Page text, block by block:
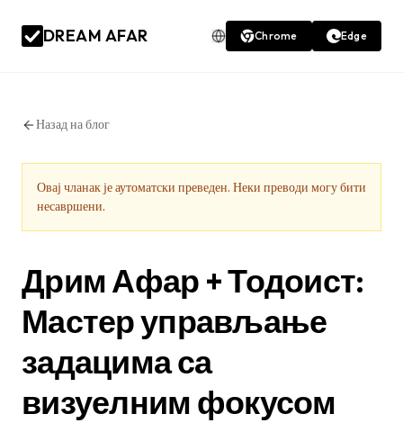
DREAM AFAR Chrome Edge
Назад на блог
Овај чланак је аутоматски преведен. Неки преводи могу бити
несавршени.
Дрим Афар + Тодоист:
Мастер управљање
задацима са
визуелним фокусом